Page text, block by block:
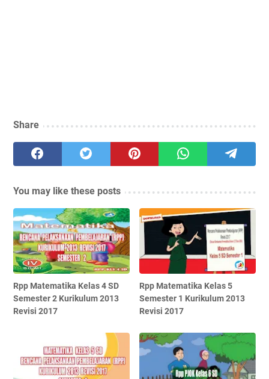
Share
You may like these posts
Rpp Matematika Kelas 4 SD
Semester 2 Kurikulum 2013
Revisi 2017
Rpp Matematika Kelas 5
Semester 1 Kurikulum 2013
Revisi 2017